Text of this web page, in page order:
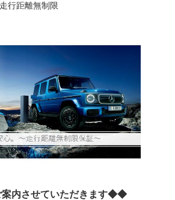
行距離無制限
内させていただきます◆◆